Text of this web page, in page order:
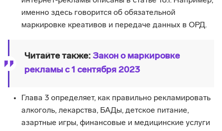
именно здесь говорится об обязательной
маркировке креативов и передаче данных в ОРД.
Читайте также: Закон о маркировке
рекламы с 1 сентября 2023
Глава 3 определяет, как правильно рекламировать
алкоголь, лекарства, БАДы, детское питание,
азартные игры, финансовые и медицинские услуги